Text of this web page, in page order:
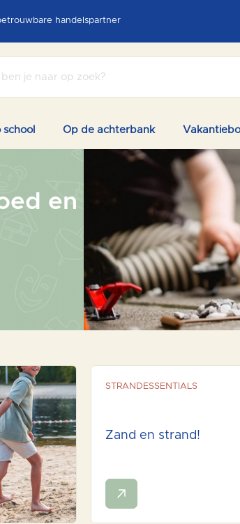
handelspartner
school Op de achterbank
en
STRANDESSENTIALS
Zand en strand!